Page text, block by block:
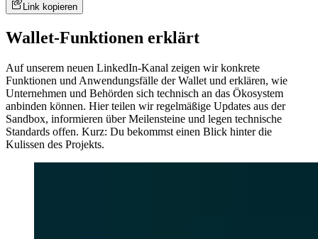
Link kopieren
Wallet-Funktionen erklärt
Auf unserem neuen LinkedIn-Kanal zeigen wir konkrete
Funktionen und Anwendungsfälle der Wallet und erklären, wie
Unternehmen und Behörden sich technisch an das Ökosystem
anbinden können. Hier teilen wir regelmäßige Updates aus der
Sandbox, informieren über Meilensteine und legen technische
Standards offen. Kurz: Du bekommst einen Blick hinter die
Kulissen des Projekts.